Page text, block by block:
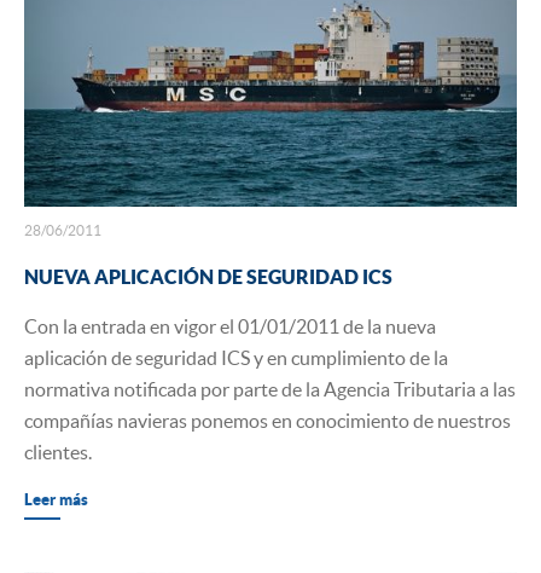
28/06/2011
NUEVA APLICACIÓN DE SEGURIDAD ICS
​Con la entrada en vigor el 01/01/2011 de la nueva
aplicación de seguridad ICS y en cumplimiento de la
normativa notificada por parte de la Agencia Tributaria a las
compañías navieras ponemos en conocimiento de nuestros
clientes.
Leer más